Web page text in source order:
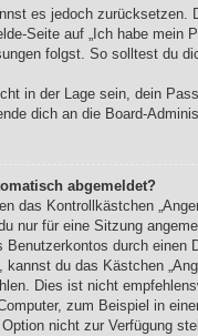
es jedoch zurücksetzen.
Seite auf „Ich habe mein
folgst. So solltest du
in der Lage sein, dein
dich an die Board-
abgemeldet?
das Kontrollkästchen
nur für eine Sitzung
Benutzerkontos durch einen
kannst du das Kästchen
Dies ist nicht
zum Beispiel in
nicht zur Verfügung